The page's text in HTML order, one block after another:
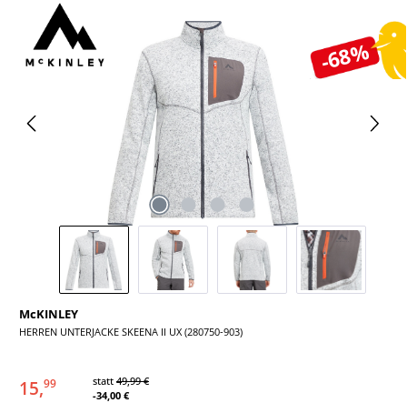
-68%
Bildergalerie überspringen
McKINLEY
HERREN UNTERJACKE SKEENA II UX (280750-903)
15,99 statt 49,99 €
-34,00 €